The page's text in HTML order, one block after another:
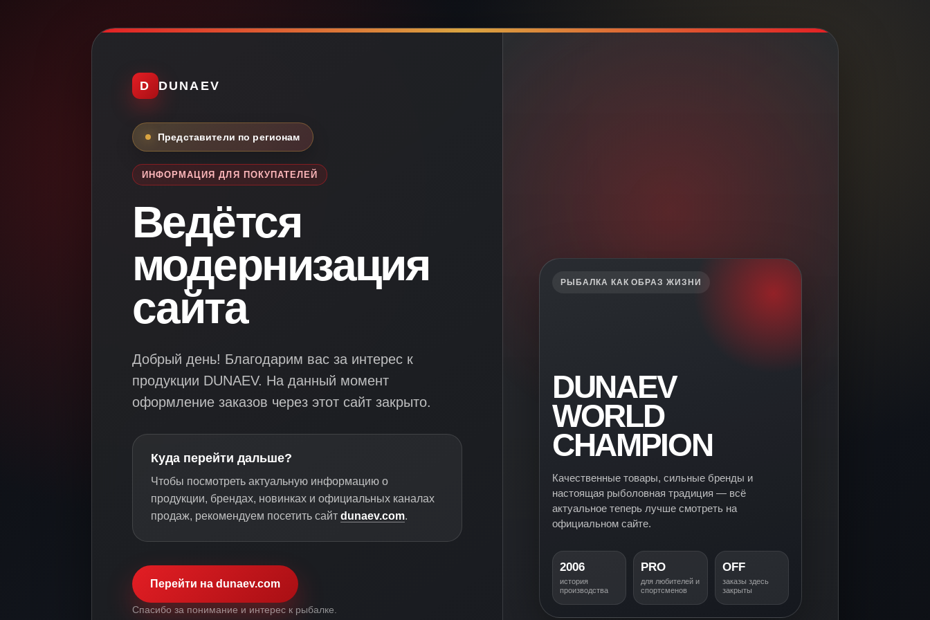
D DUNAEV
Представители по регионам
ИНФОРМАЦИЯ ДЛЯ ПОКУПАТЕЛЕЙ
Ведётся
модернизация
сайта
Добрый день! Благодарим вас за интерес к
продукции DUNAEV. На данный момент
оформление заказов через этот сайт закрыто.
Куда перейти дальше?
Чтобы посмотреть актуальную информацию о
продукции, брендах, новинках и официальных каналах
продаж, рекомендуем посетить сайт dunaev.com.
Перейти на dunaev.com
Спасибо за понимание и интерес к рыбалке.
РЫБАЛКА КАК ОБРАЗ ЖИЗНИ
DUNAEV
WORLD
CHAMPION
Качественные товары, сильные бренды и
настоящая рыболовная традиция — всё
актуальное теперь лучше смотреть на
официальном сайте.
2006
история
производства
PRO
для любителей и
спортсменов
OFF
заказы здесь
закрыты